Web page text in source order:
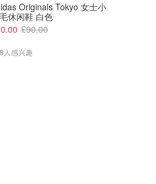
Originals Tokyo 女士小
休闲鞋 白色
£90.00
人感兴趣